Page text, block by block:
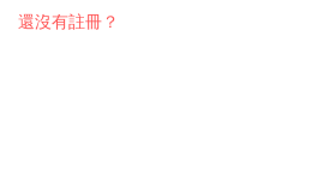
還沒有註冊？